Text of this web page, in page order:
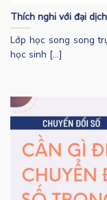
Thích nghi với đại
Lớp học song song
học sinh [...]